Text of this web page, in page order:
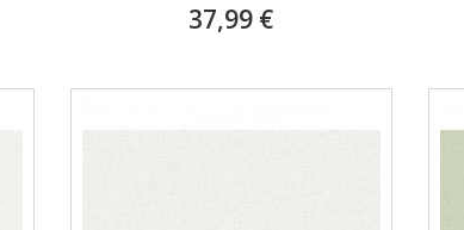
37,99 €